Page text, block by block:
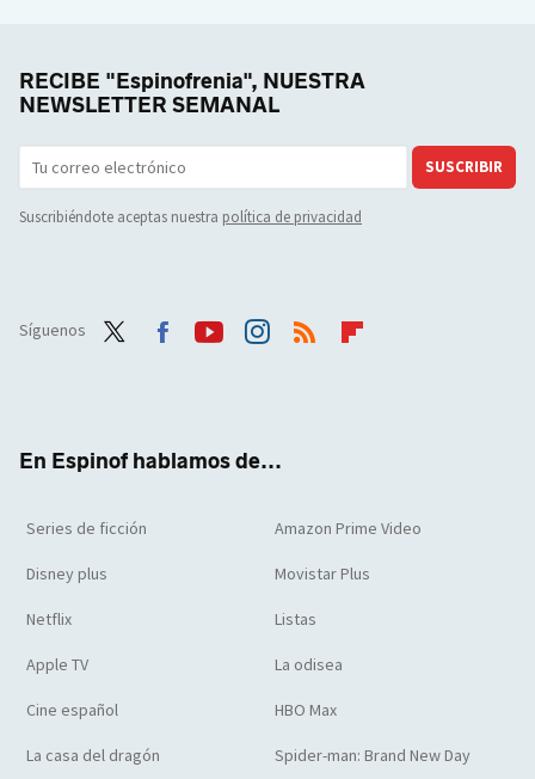
RECIBE "Espinofrenia", NUESTRA
NEWSLETTER SEMANAL
SUSCRIBIR
Suscribiéndote aceptas nuestra política de privacidad
Síguenos
En Espinof hablamos de...
Series de ficción Amazon Prime Video
Disney plus Movistar Plus
Netflix Listas
Apple TV La odisea
Cine español HBO Max
La casa del dragón Spider-man: Brand New Day